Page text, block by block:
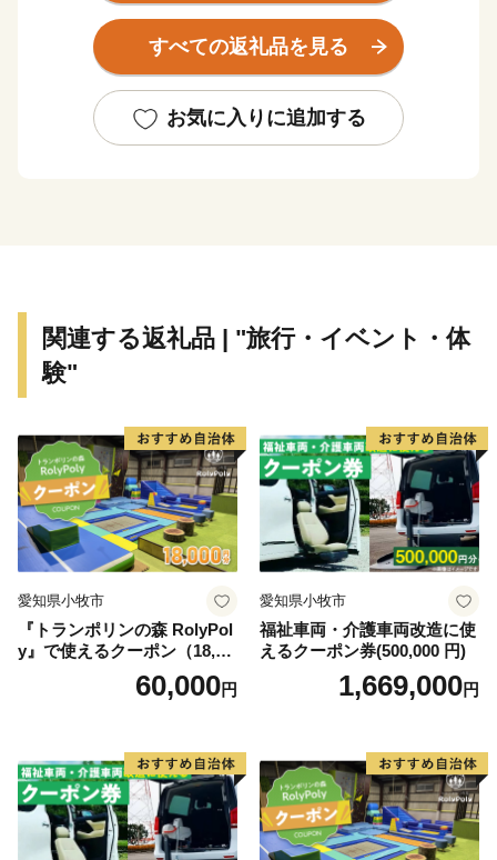
すべての返礼品を見る
お気に入りに追加する
関連する返礼品 | "旅行・イベント・体
験"
愛知県小牧市
『トランポリンの森 RolyPol
y』で使えるクーポン（18,00
60,000円
愛知県小牧市
福祉車両・介護車両改造に使
えるクーポン券(500,000 円)
1,669,000円